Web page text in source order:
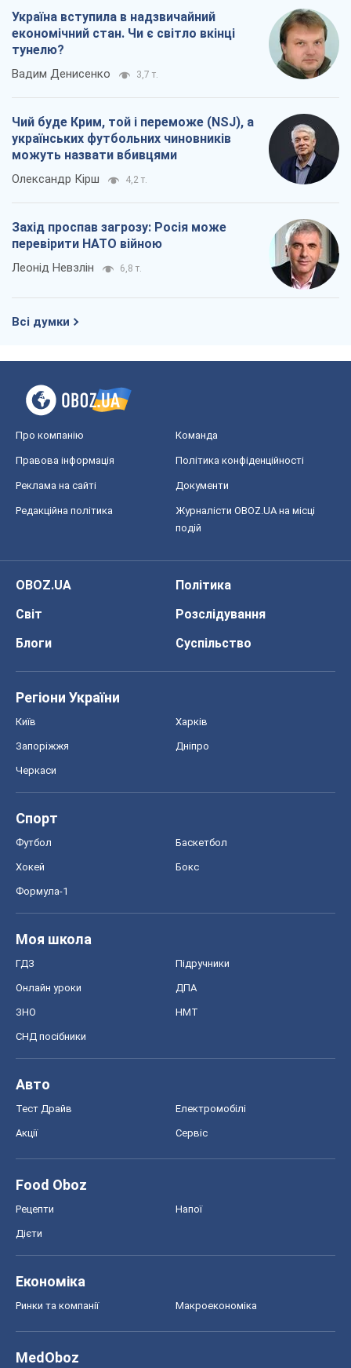
Україна вступила в надзвичайний
економічний стан. Чи є світло вкінці
тунелю?
Вадим Денисенко 3,7 т.
Чий буде Крим, той і переможе (NSJ), а
українських футбольних чиновників
можуть назвати вбивцями
Олександр Кірш 4,2 т.
Захід проспав загрозу: Росія може
перевірити НАТО війною
Леонід Невзлін 6,8 т.
Всі думки
Про компанію Команда
Правова інформація Політика конфіденційності
Реклама на сайті Документи
Редакційна політика
Журналісти OBOZ.UA на місці
подій
OBOZ.UA
Політика
Світ
Розслідування
Блоги
Суспільство
Регіони України
Київ Харків
Запоріжжя Дніпро
Черкаси
Спорт
Футбол Баскетбол
Хокей Бокс
Формула-1
Моя школа
ГДЗ Підручники
Онлайн уроки ДПА
ЗНО НМТ
СНД посібники
Авто
Тест Драйв Електромобілі
Акції Сервіс
Food Oboz
Рецепти Напої
Дієти
Економіка
Ринки та компанії Макроекономіка
MedOboz